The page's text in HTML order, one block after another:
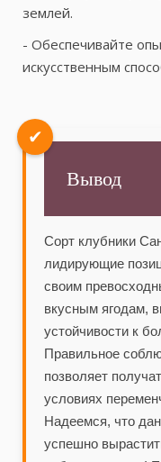
землей.
- Обеспечивайте
искусственным
✔
Вывод
Сорт клубники
лидирующие
своим
вкусным ягодам,
устойчивости к
Правильное
позволяет
условиях
Надеемся, что
успешно